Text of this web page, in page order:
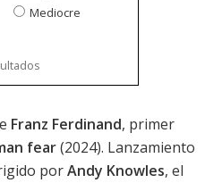
Mediocre
Franz Ferdinand, primer
fear(2024). Lanzamiento
porAndy Knowles, el